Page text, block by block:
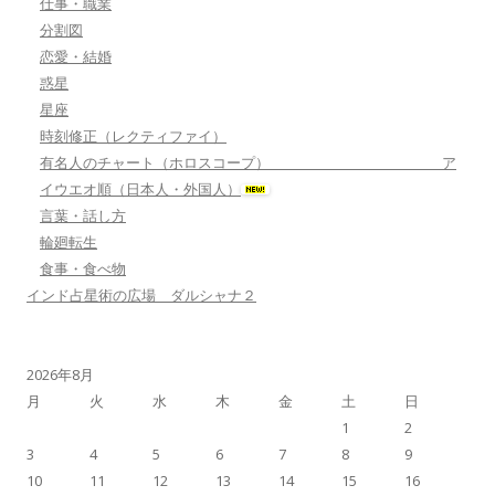
分割図
恋愛・結婚
惑星
星座
時刻修正（レクティファイ）
有名人のチャート（ホロスコープ） ア
イウエオ順（日本人・外国人）
言葉・話し方
輪廻転生
食事・食べ物
インド占星術の広場 ダルシャナ２
2026年8月
月
火 水 木 金 土 日
1
2
3
4 5 6 7 8
9
10
11 12 13 14 15
16